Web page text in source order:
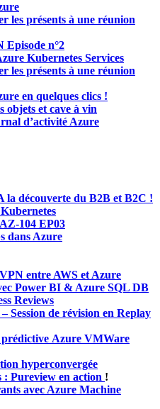
les présents à une réunion
n°2
Kubernetes Services
les présents à une réunion
en quelques clics !
et cave à vin
d’activité Azure
la découverte du B2B et B2C !
104 EP03
dans Azure
entre AWS et Azure
Power BI & Azure SQL DB
Reviews
Session de révision en Replay
Azure VMWare
hyperconvergée
: Pureview en action !
avec Azure Machine